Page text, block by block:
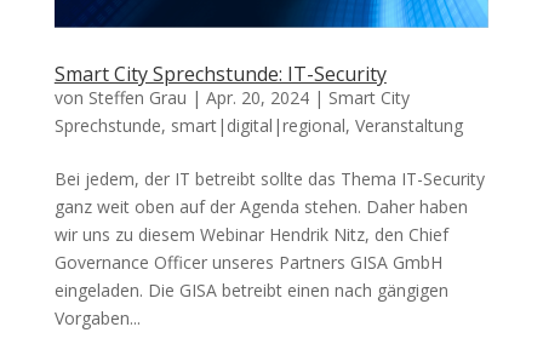
Smart City Sprechstunde: IT-Security
von Steffen Grau | Apr. 20, 2024| Smart City
Sprechstunde, smart|digital|regional, Veranstaltung
Bei jedem, der IT betreibt sollte das Thema IT-Security
ganz weit oben auf der Agenda stehen. Daher haben
wir uns zu diesem Webinar Hendrik Nitz, den Chief
Governance Officer unseres Partners GISA GmbH
eingeladen. Die GISA betreibt einen nach gängigen
Vorgaben...